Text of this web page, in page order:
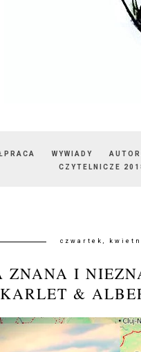
WYWIADY
CZYTELNICZE
czwartek,
ZNANA I
&